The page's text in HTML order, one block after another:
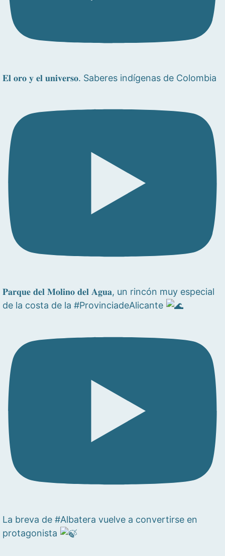
𝐄𝐥 𝐨𝐫𝐨 𝐲 𝐞𝐥 𝐮𝐧𝐢𝐯𝐞𝐫𝐬𝐨. Saberes indígenas de Colombia
𝐏𝐚𝐫𝐪𝐮𝐞 𝐝𝐞𝐥 𝐌𝐨𝐥𝐢𝐧𝐨 𝐝𝐞𝐥 𝐀𝐠𝐮𝐚, un rincón muy especial
de la costa de la #ProvinciadeAlicante
La breva de #Albatera vuelve a convertirse en
protagonista